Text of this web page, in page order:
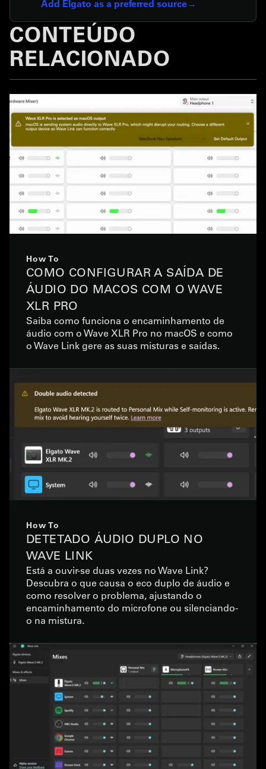
Add Elgato as a preferred source
CONTEÚDO
RELACIONADO
How To
COMO CONFIGURAR A SAÍDA DE
ÁUDIO DO MACOS COM O WAVE
XLR PRO
Saiba como funciona o encaminhamento de
áudio com o Wave XLR Pro no macOS e como
o Wave Link gere as suas misturas e saídas.
How To
DETETADO ÁUDIO DUPLO NO
WAVE LINK
Está a ouvir-se duas vezes no Wave Link?
Descubra o que causa o eco duplo de áudio e
como resolver o problema, ajustando o
encaminhamento do microfone ou silenciando-
o na mistura.